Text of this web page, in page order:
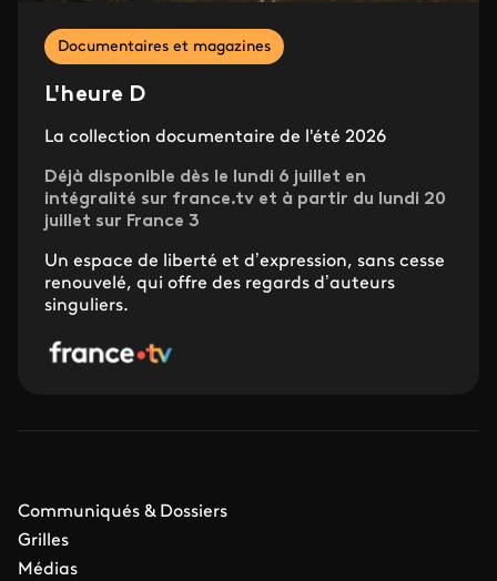
Documentaires et magazines
L'heure D
La collection documentaire de l'été 2026
Déjà disponible dès le lundi 6 juillet en
intégralité sur france.tv et à partir du lundi 20
juillet sur France 3
Un espace de liberté et d’expression, sans cesse
renouvelé, qui offre des regards d’auteurs
singuliers.
Communiqués & Dossiers
Grilles
Médias